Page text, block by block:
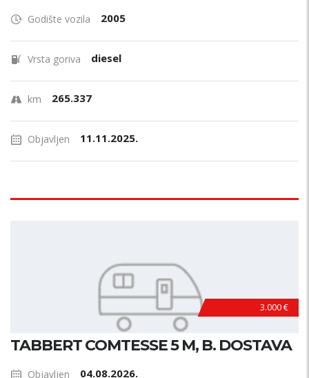
Godište vozila 2005
Vrsta goriva diesel
km 265.337
Objavljen 11.11.2025.
3.000 €
TABBERT COMTESSE 5 M, B. DOSTAVA
Objavljen 04.08.2026.